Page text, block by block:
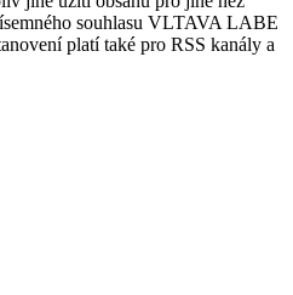
souhlasu VLTAVA LABE
platí také pro RSS kanály a